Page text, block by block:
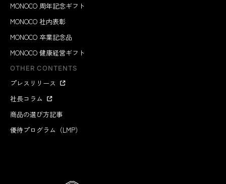
MONOCO 周年記念ギフト
MONOCO 社内表彰
MONOCO 卒業記念品
MONOCO 健康経営ギフト
OTHER CONTENTS
プレスリリース
社長コラム
商品の選び方記事
優待プログラム（LMP）